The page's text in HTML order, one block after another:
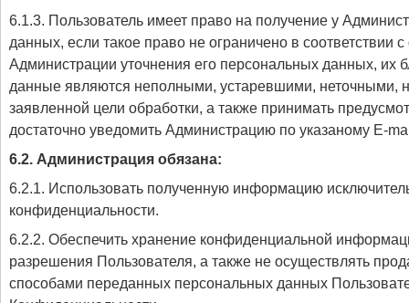
6.1.3. Пользователь имеет право на получение у
данных, если такое право не ограничено в
Администрации уточнения его персональных данных, их
данные являются неполными, устаревшими, неточными,
заявленной цели обработки, а также принимать
достаточно уведомить Администрацию по указаному E-
6.2. Администрация обязана:
6.2.1. Использовать полученную информацию
конфиденциальности.
6.2.2. Обеспечить хранение конфиденциальной
разрешения Пользователя, а также не осуществлять
способами переданных персональных данных